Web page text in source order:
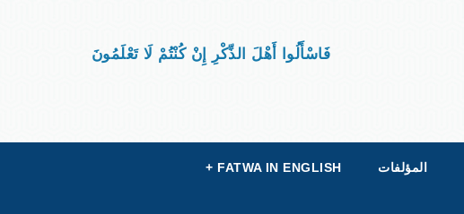
فَاسْأَلُوا أَهْلَ الذِّكْرِ إِنْ كُنْتُمْ لَا تَعْلَمُونَ
المؤلفات FATWA IN ENGLISH
+